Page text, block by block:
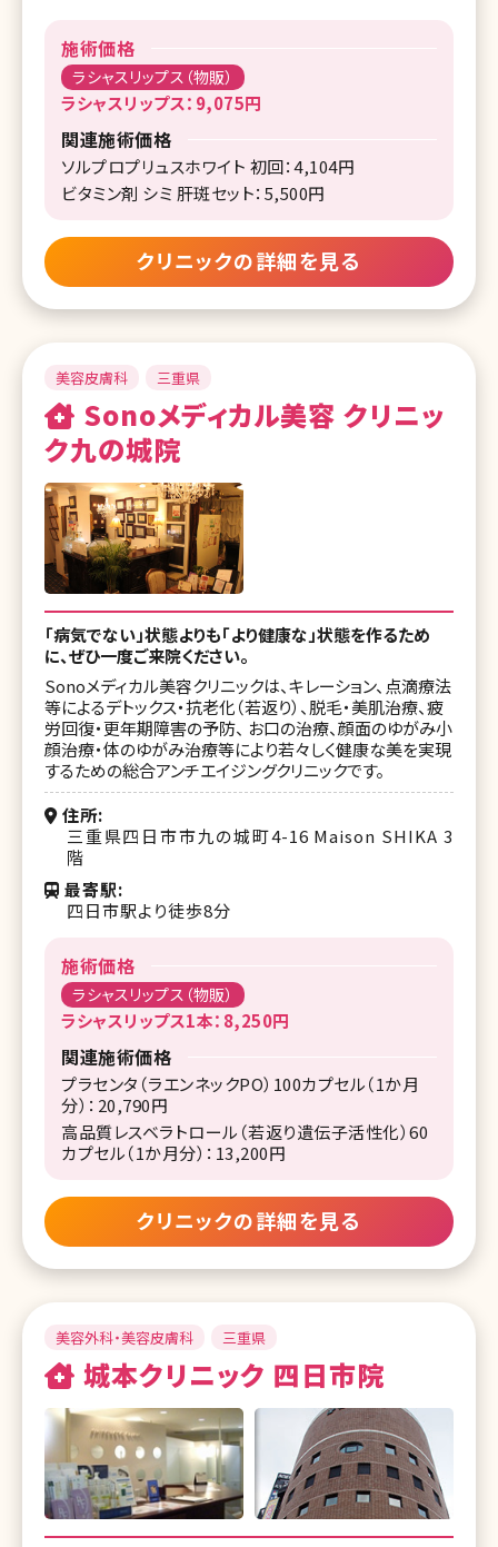
施術価格
ラシャスリップス（物販）
ラシャスリップス：9,075円
関連施術価格
ソルプロプリュスホワイト 初回：4,104円
ビタミン剤 シミ 肝斑セット：5,500円
クリニックの詳細を見る
美容皮膚科 三重県
Sonoメディカル美容 クリニッ
ク九の城院
「病気でない」状態よりも「より健康な」状態を作るため
に、ぜひ一度ご来院ください。
Sonoメディカル美容クリニックは、キレーション、点滴療法
等によるデトックス・抗老化（若返り）、脱毛・美肌治療、疲
労回復・更年期障害の予防、 お口の治療、顔面のゆがみ小
顔治療・体のゆがみ治療等により若々しく健康な美を実現
するための総合アンチエイジングクリニックです。
住所
三重県四日市市九の城町4-16 Maison SHIKA 3
階
最寄駅
四日市駅より徒歩8分
施術価格
ラシャスリップス（物販）
ラシャスリップス1本：8,250円
関連施術価格
プラセンタ（ラエンネックPO）100カプセル（1か月
分）：20,790円
高品質レスベラトロール（若返り遺伝子活性化）60
カプセル（1か月分）：13,200円
クリニックの詳細を見る
美容外科・美容皮膚科 三重県
城本クリニック 四日市院